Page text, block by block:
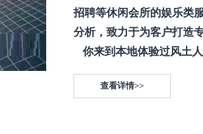
招聘等休闲会所的娱乐类
分析，致力于为客户打造
你来到本地体验过风土
查看详情>>